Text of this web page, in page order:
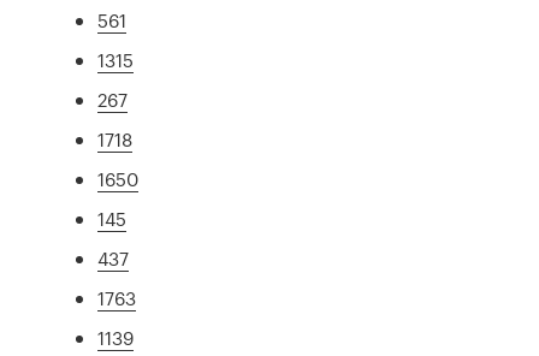
561
1315
267
1718
1650
145
437
1763
1139